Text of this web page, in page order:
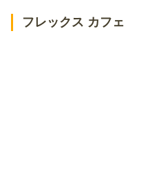
フレックス カフェ